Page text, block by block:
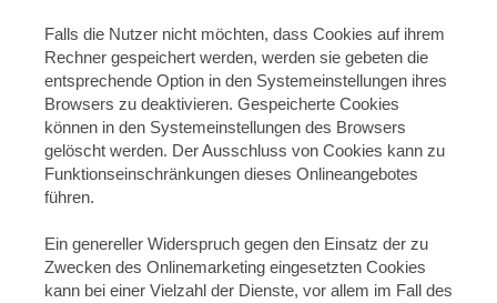
Falls die Nutzer nicht möchten, dass Cookies auf ihrem
Rechner gespeichert werden, werden sie gebeten die
entsprechende Option in den Systemeinstellungen ihres
Browsers zu deaktivieren. Gespeicherte Cookies
können in den Systemeinstellungen des Browsers
gelöscht werden. Der Ausschluss von Cookies kann zu
Funktionseinschränkungen dieses Onlineangebotes
führen.
Ein genereller Widerspruch gegen den Einsatz der zu
Zwecken des Onlinemarketing eingesetzten Cookies
kann bei einer Vielzahl der Dienste, vor allem im Fall des